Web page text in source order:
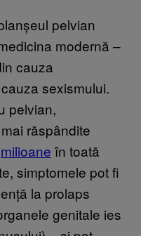
pelvian
modernă –
cauza
sexismului.
pelvian,
răspândite
milioane în toată
simptomele pot fi
la prolaps
genitale ies